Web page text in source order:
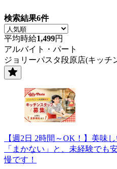
検索結果6件
平均時給1,499円
アルバイト・パート
ジョリーパスタ段原店(キッチ
【週2日 2時間～OK！】美味
「まかない」と、未経験でも
慢です！